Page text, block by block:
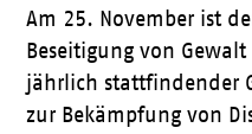
Am 25. November ist
Beseitigung von
jährlich stattfindender
zur Bekämpfung von